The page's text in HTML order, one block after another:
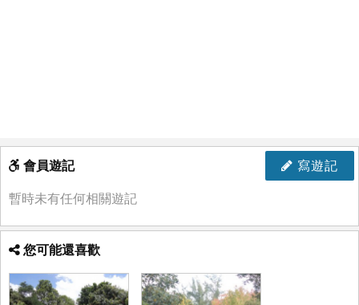
寫遊記
會員遊記
暫時未有任何相關遊記
您可能還喜歡